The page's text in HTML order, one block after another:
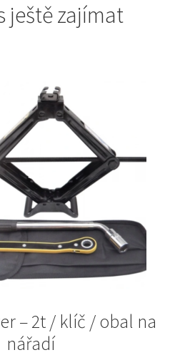
ještě zajímat
– 2t / klíč / obal na
nářadí